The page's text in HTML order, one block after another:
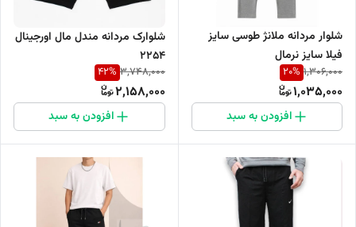
شلوار مردانه ملانژ طوسی سایز
فیلا سایز نرمال
1,306,000
20%
1,035,000
افزودن به سبد
شلوارک مردانه مندل مال اورجینال
2254
3,748,000
42%
2,158,000
افزودن به سبد